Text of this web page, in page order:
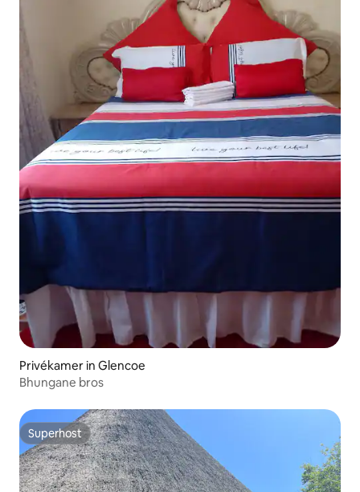
Privékamer in Glencoe
Bhungane bros
Superhost
Superhost